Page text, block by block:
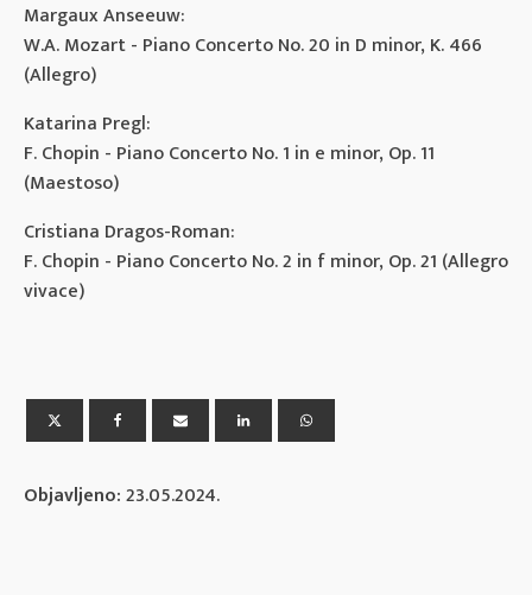
Margaux Anseeuw:
W.A. Mozart - Piano Concerto No. 20 in D minor, K. 466
(Allegro)
Katarina Pregl:
F. Chopin - Piano Concerto No. 1 in e minor, Op. 11
(Maestoso)
Cristiana Dragos-Roman:
F. Chopin - Piano Concerto No. 2 in f minor, Op. 21 (Allegro
vivace)
Objavljeno:23.05.2024.